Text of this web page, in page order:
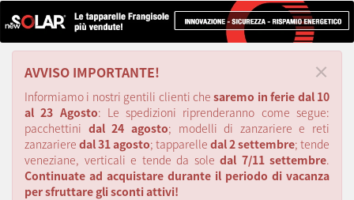
×
AVVISO IMPORTANTE!
Informiamo i nostri gentili clienti chesaremo in ferie dal 10
al 23 Agosto: Le spedizioni riprenderanno come segue:
pacchettini dal 24 agosto; modelli di zanzariere e reti
zanzariere dal 31 agosto; tapparelle dal 2 settembre; tende
veneziane, verticali e tende da sole dal 7/11 settembre.
Continuate ad acquistare durante il periodo di vacanza
per sfruttare gli sconti attivi!